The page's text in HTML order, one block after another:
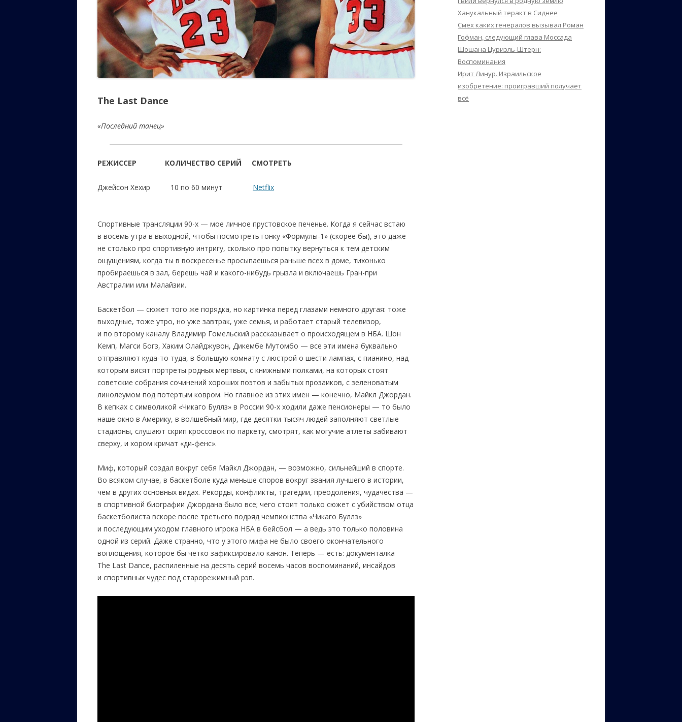
The Last Dance
«Последний танец»
РЕЖИССЕР КОЛИЧЕСТВО СЕРИЙ СМОТРЕТЬ
Джейсон Хехир 10 по 60 минут Netflix
Спортивные трансляции 90-х — мое личное прустовское печенье. Когда я сейчас встаю
в восемь утра в выходной, чтобы посмотреть гонку «Формулы-1» (скорее бы), это даже
не столько про спортивную интригу, сколько про попытку вернуться к тем детским
ощущениям, когда ты в воскресенье просыпаешься раньше всех в доме, тихонько
пробираешься в зал, берешь чай и какого-нибудь грызла и включаешь Гран-при
Австралии или Малайзии.
Баскетбол — сюжет того же порядка, но картинка перед глазами немного другая: тоже
выходные, тоже утро, но уже завтрак, уже семья, и работает старый телевизор,
и по второму каналу Владимир Гомельский рассказывает о происходящем в НБА. Шон
Кемп, Магси Богз, Хаким Олайджувон, Дикембе Мутомбо — все эти имена буквально
отправляют куда-то туда, в большую комнату с люстрой о шести лампах, с пианино, над
которым висят портреты родных мертвых, с книжными полками, на которых стоят
советские собрания сочинений хороших поэтов и забытых прозаиков, с зеленоватым
линолеумом под потертым ковром. Но главное из этих имен — конечно, Майкл Джордан.
В кепках с символикой «Чикаго Буллз» в России 90-х ходили даже пенсионеры — то было
наше окно в Америку, в волшебный мир, где десятки тысяч людей заполняют светлые
стадионы, слушают скрип кроссовок по паркету, смотрят, как могучие атлеты забивают
сверху, и хором кричат «ди-фенс».
Миф, который создал вокруг себя Майкл Джордан, — возможно, сильнейший в спорте.
Во всяком случае, в баскетболе куда меньше споров вокруг звания лучшего в истории,
чем в других основных видах. Рекорды, конфликты, трагедии, преодоления, чудачества —
в спортивной биографии Джордана было все; чего стоит только сюжет с убийством отца
баскетболиста вскоре после третьего подряд чемпионства «Чикаго Буллз»
и последующим уходом главного игрока НБА в бейсбол — а ведь это только половина
одной из серий. Даже странно, что у этого мифа не было своего окончательного
воплощения, которое бы четко зафиксировало канон. Теперь — есть: документалка
The Last Dance, распиленные на десять серий восемь часов воспоминаний, инсайдов
и спортивных чудес под старорежимный рэп.
Ханукальный теракт в Сиднее
Смех каких генералов вызывал Роман
Гофман, следующий глава Моссада
Шошана Цуриэль-Штерн:
Воспоминания
Ирит Линур. Израильское
изобретение: проигравший получает
всё